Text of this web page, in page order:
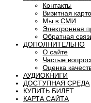
Контакты
Визитная
Мы в СМИ
Электронная
Обратная
ДОПОЛНИТЕЛЬНО
О сайте
Частые
Оценка
АУДИОКНИГИ
ДОСТУПНАЯ СРЕДА
КУПИТЬ БИЛЕТ
КАРТА САЙТА